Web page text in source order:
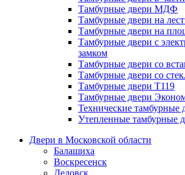
Тамбурные двери МДФ
Тамбурные двери на
Тамбурные двери на
Тамбурные двери с
замком
Тамбурные двери со
Тамбурные двери со
Тамбурные двери Т119
Тамбурные двери
Технические тамбурные
Утепленные тамбурные
Двери в Московской области
Балашиха
Воскресенск
Дедовск